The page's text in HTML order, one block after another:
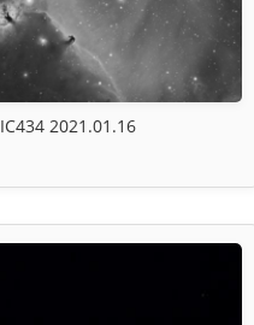
IC434 2021.01.16